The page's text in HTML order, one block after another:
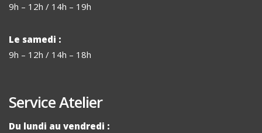
9h – 12h / 14h – 19h
Le samedi :
9h – 12h / 14h – 18h
Service Atelier
Du lundi au vendredi :